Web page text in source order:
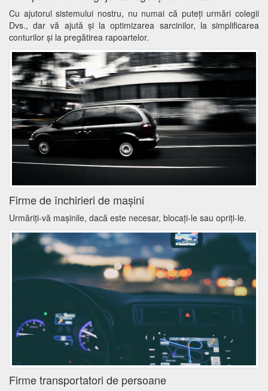
Cu ajutorul sistemului nostru, nu numai că puteți urmări colegii
Dvs., dar vă ajută și la optimizarea sarcinilor, la simplificarea
conturilor și la pregătirea rapoartelor.
Firme de închirieri de maşini
Urmăriți-vă mașinile, dacă este necesar, blocați-le sau opriți-le.
Firme transportatori de persoane